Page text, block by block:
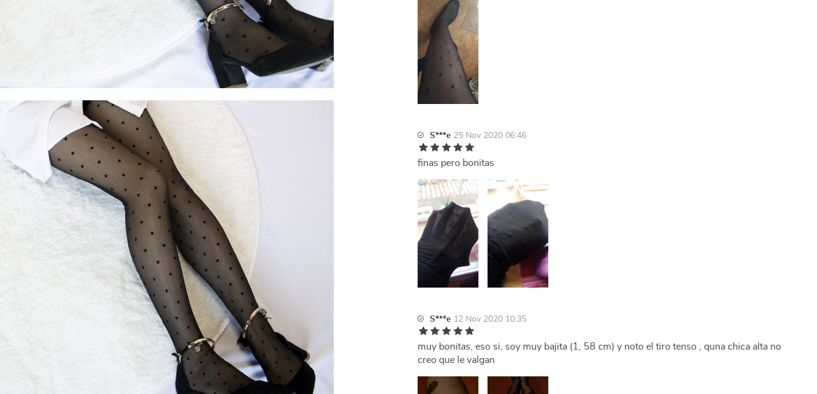
S***e 25 Nov 2020 06:46
finas pero bonitas
S***e 12 Nov 2020 10:35
muy bonitas, eso si, soy muy bajita (1, 58 cm) y noto el tiro tenso , quna chica alta no
creo que le valgan